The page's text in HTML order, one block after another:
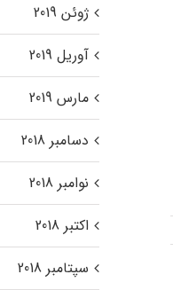
ژوئن 2019
آوریل 2019
مارس 2019
دسامبر 2018
نوامبر 2018
اکتبر 2018
سپتامبر 2018